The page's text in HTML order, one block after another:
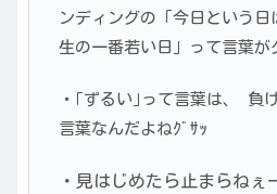
ンディングの「今日という日
生の一番若い日」って言葉が
・｢ずるい｣って言葉は、 負
言葉なんだよねｸﾞｻｯ
・見はじめたら止まらねぇ